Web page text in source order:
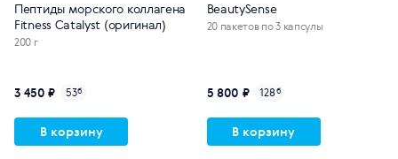
Пептиды морского коллагена
Fitness Catalyst (оригинал)
200 г
3 450 ₽ 53б
В корзину
BeautySense
20 пакетов по 3 капсулы
5 800 ₽ 128б
В корзину